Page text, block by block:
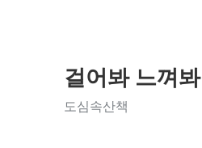
걸어봐 느껴봐
도심속산책